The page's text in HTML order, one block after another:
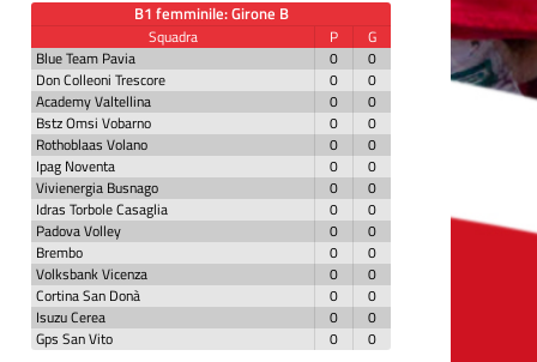
B1 femminile: Girone B
Squadra P
G
Blue Team Pavia
0
0
Don Colleoni Trescore
0
0
Academy Valtellina
0
0
Bstz Omsi Vobarno
0
0
Rothoblaas Volano
0
0
Ipag Noventa
0
0
Vivienergia Busnago
0
0
Idras Torbole Casaglia
0
0
Padova Volley
0
0
Brembo
0
0
Volksbank Vicenza
0
0
Cortina San Donà
0
0
Isuzu Cerea
0
0
Gps San Vito
0 0